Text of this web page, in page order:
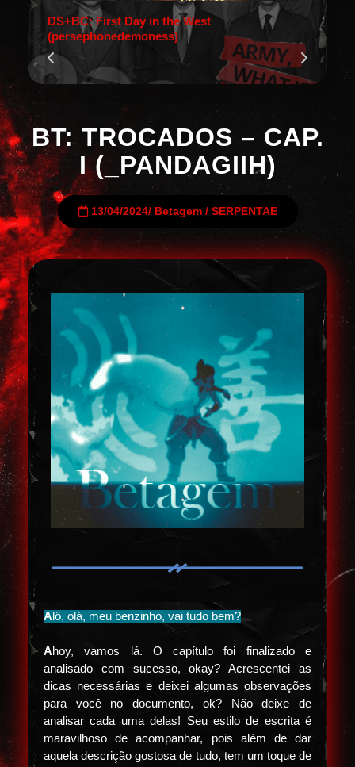
DS+BC: First Day in the West
(persephonedemoness)
BT: TROCADOS – CAP.
I (_PANDAGIIH)
13/04/2024/ Betagem/ SERPENTAE
A lô, olá, meu benzinho, vai tudo bem?
Ahoy, vamos lá. O capítulo foi finalizado e
analisado com sucesso, okay? Acrescentei as
dicas necessárias e deixei algumas observações
para você no documento, ok? Não deixe de
analisar cada uma delas! Seu estilo de escrita é
maravilhoso de acompanhar, pois além de dar
aquela descrição gostosa de tudo, tem um toque de